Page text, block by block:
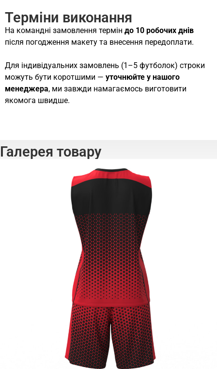
Терміни виконання
На командні замовлення термін до 10 робочих днів
після погодження макету та внесення передоплати.
Для індивідуальних замовлень (1–5 футболок) строки
можуть бути коротшими — уточнюйте у нашого
менеджера, ми завжди намагаємось виготовити
якомога швидше.
Галерея товару